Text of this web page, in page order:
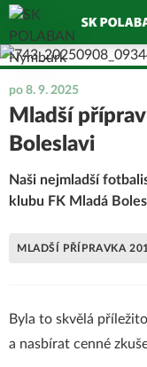
po 8. 9. 2025
Mladší
Boleslavi
Naši nejmladší
klubu FK Mladá
MLADŠÍ PŘÍPRAVKA
Byla to skvělá
a nasbírat cenné